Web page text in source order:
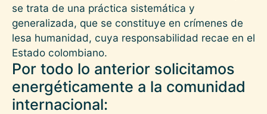
se trata de una práctica sistemática y
generalizada, que se constituye en crímenes de
lesa humanidad, cuya responsabilidad recae en el
Estado colombiano.
Por todo lo anterior solicitamos
energéticamente a la comunidad
internacional: